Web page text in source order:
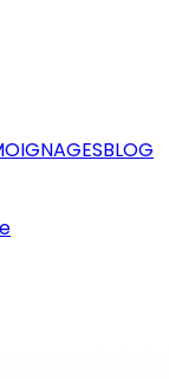
BLOG